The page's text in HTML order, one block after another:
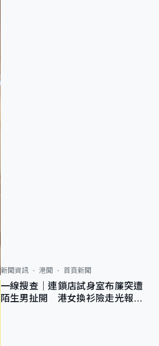
新聞資訊 港聞 首頁新聞
一線搜查｜連鎖店試身室布簾突遭
陌生男扯開 港女換衫險走光報